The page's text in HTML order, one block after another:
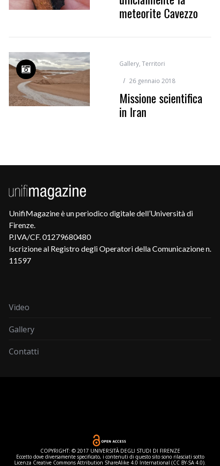
meteorite Cavezzo
Gallery, Territori
26 gennaio 2018
Missione scientifica
in Iran
UnifiMagazine è un periodico digitale dell’Università di
Firenze.
P.IVA/CF. 01279680480
Iscrizione al Registro degli Operatori della Comunicazione n.
11597
Video
Gallery
Contatti
COPYRIGHT: © 2017 UNIVERSITÀ DEGLI STUDI DI FIRENZE
Eccetto dove diversamente specificato, i contenuti di questo sito sono rilasciati sotto
Licenza Creative Commons Attribution ShareAlike 4.0 International (CC BY-SA 4.0).